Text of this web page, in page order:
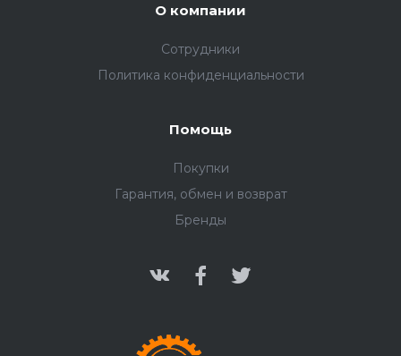
О компании
Сотрудники
Политика конфиденциальности
Помощь
Покупки
Гарантия, обмен и возврат
Бренды